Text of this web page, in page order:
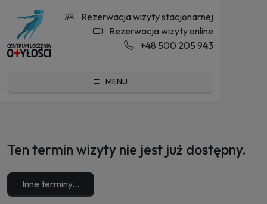
Rezerwacja wizyty stacjonarnej
Rezerwacja wizyty online
+48 500 205 943
MENU
Ten termin wizyty nie jest już dostępny.
Inne terminy...